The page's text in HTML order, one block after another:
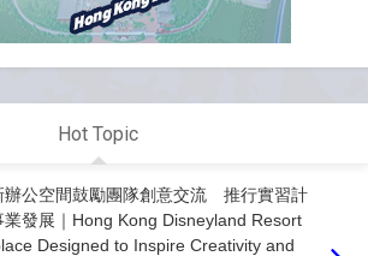
Hot Topic
辦公空間鼓勵團隊創意交流 推行實習計
發展｜Hong Kong Disneyland Resort
Designed to Inspire Creativity and